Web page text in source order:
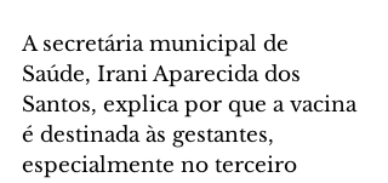
A secretária municipal de
Saúde, Irani Aparecida dos
Santos, explica por que a vacina
é destinada às gestantes,
especialmente no terceiro